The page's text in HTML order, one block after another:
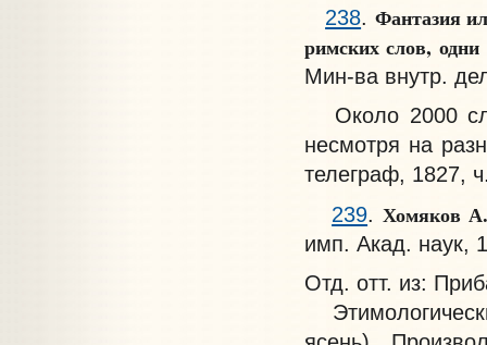
238 Фантазия
римских слов,
Мин-ва внутр.
Около 2000
несмотря на
телеграф, 1827,
239. Хомяков
имп. Акад. наук,
Отд. отт. из: